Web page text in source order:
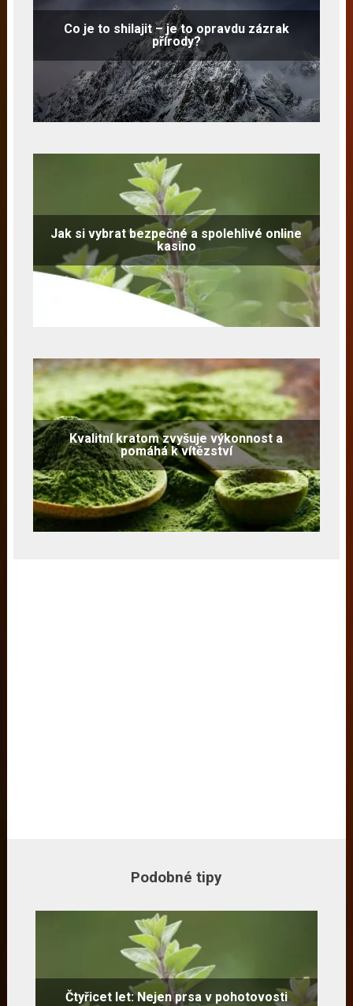
Co je to shilajit – je to opravdu zázrak
přírody?
Jak si vybrat bezpečné a spolehlivé online
kasino
Kvalitní kratom zvyšuje výkonnost a
pomáhá k vítězství
Podobné tipy
Čtyřicet let: Nejen prsa v pohotovosti